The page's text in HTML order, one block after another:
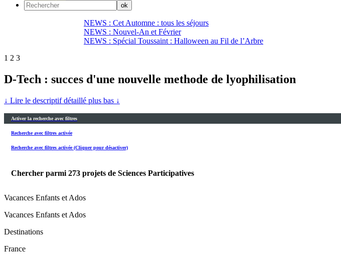
NEWS : Cet Automne : tous les séjours
NEWS : Nouvel-An et Février
NEWS : Spécial Toussaint : Halloween au Fil de l’Arbre
1 2 3
D-Tech : succes d'une nouvelle methode de lyophilisation
↓ Lire le descriptif détaillé plus bas ↓
Activer la recherche avec filtres
Recherche avec filtres activée
Recherche avec filtres activée (Cliquer pour désactiver)
Chercher parmi 273 projets de Sciences Participatives
Vacances Enfants et Ados
Vacances Enfants et Ados
Destinations
France